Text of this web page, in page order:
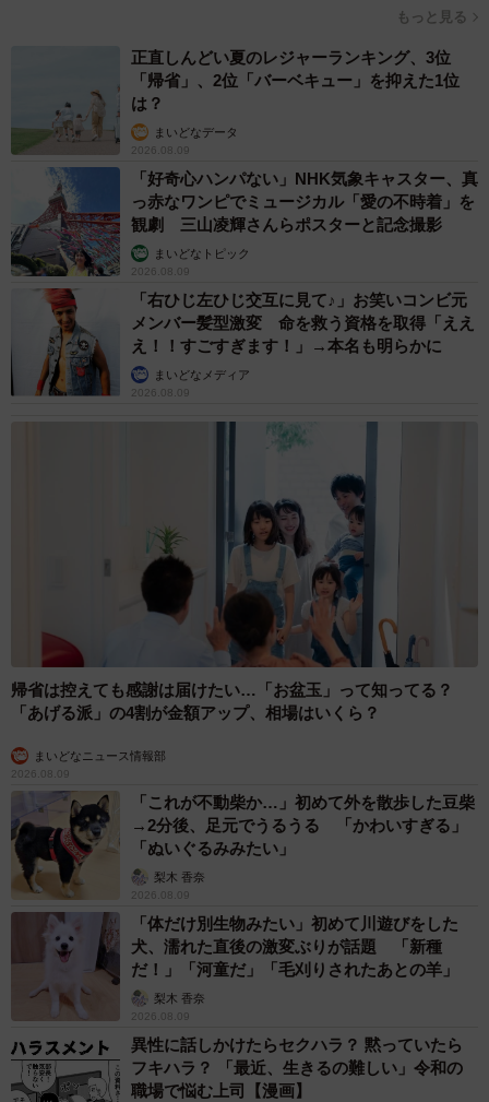
もっと見る
正直しんどい夏のレジャーランキング、3位
「帰省」、2位「バーベキュー」を抑えた1位
は？
まいどなデータ
2026.08.09
「好奇心ハンパない」NHK気象キャスター、真
っ赤なワンピでミュージカル「愛の不時着」を
観劇 三山凌輝さんらポスターと記念撮影
まいどなトピック
2026.08.09
「右ひじ左ひじ交互に見て♪」お笑いコンビ元
メンバー髪型激変 命を救う資格を取得「ええ
え！！すごすぎます！」→本名も明らかに
まいどなメディア
2026.08.09
帰省は控えても感謝は届けたい…「お盆玉」って知ってる？
「あげる派」の4割が金額アップ、相場はいくら？
まいどなニュース情報部
2026.08.09
「これが不動柴か…」初めて外を散歩した豆柴
→2分後、足元でうるうる 「かわいすぎる」
「ぬいぐるみみたい」
梨木 香奈
2026.08.09
「体だけ別生物みたい」初めて川遊びをした
犬、濡れた直後の激変ぶりが話題 「新種
だ！」「河童だ」「毛刈りされたあとの羊」
梨木 香奈
2026.08.09
異性に話しかけたらセクハラ？ 黙っていたら
フキハラ？ 「最近、生きるの難しい」令和の
職場で悩む上司【漫画】